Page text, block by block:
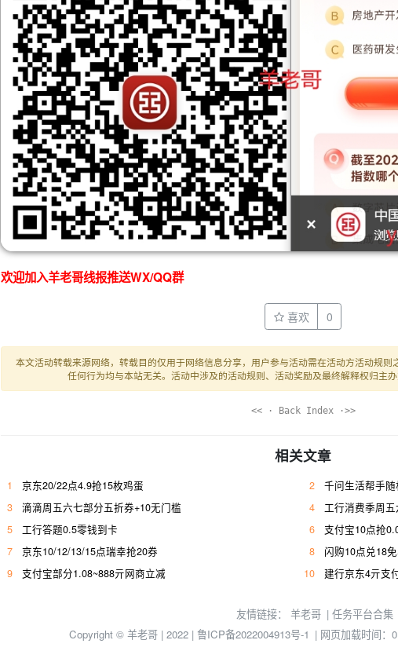
欢迎加入羊老哥线报推送WX/QQ群
喜欢 0
本文活动转载来源网络，转载目的仅用于网络信息分享，用户参与活动需在活动方活动规则
任何行为均与本站无关。活动中涉及的活动规则、活动奖励及最终解释权归主
<< · Back Index ·>>
相关文章
1 京东20/22点4.9抢15枚鸡蛋 2
千问生活帮手
3
滴滴周五六七部分五折券+10无门槛 4
工行消费季周
5
工行答题0.5零钱到卡 6
支付宝10点抢
7
京东10/12/13/15点瑞幸抢20券 8
闪购10点兑18
9
支付宝部分1.08~888亓网商立减 10 建行京东4亓支
友情链接： 羊老哥 | 任务平台合集
Copyright © 羊老哥 | 2022 | 鲁ICP备2022004913号-1 | 网页加载时间：